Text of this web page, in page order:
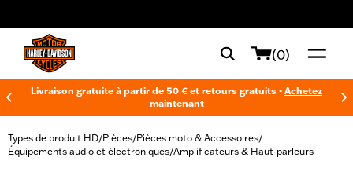
(0)
Livraison gratuite à partir de 50 € et retours gratuits - Achetez
maintenant
Types de produit HD/Pièces/Pièces moto & Accessoires/
Équipements audio et électroniques/Amplificateurs & Haut-parleurs